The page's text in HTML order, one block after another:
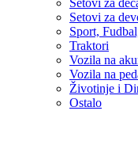
Setovi za
Setovi za
Sport,
Traktori
Vozila na
Vozila na
Životinje i
Ostalo